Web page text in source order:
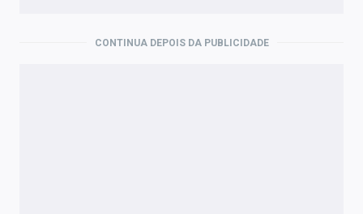
CONTINUA DEPOIS DA PUBLICIDADE